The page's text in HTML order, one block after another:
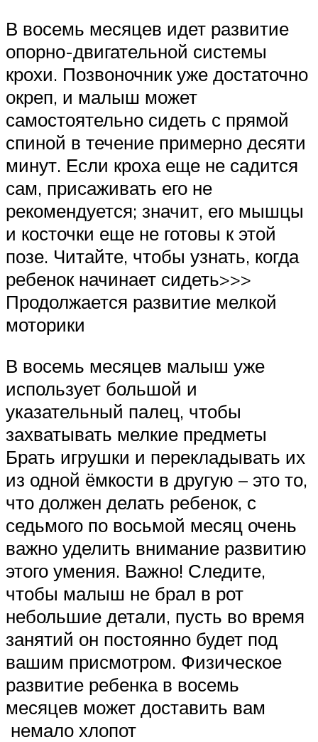
В восемь месяцев идет развитие
опорно-двигательной системы
крохи. Позвоночник уже достаточно
окреп, и малыш может
самостоятельно сидеть с прямой
спиной в течение примерно десяти
минут. Если кроха еще не садится
сам, присаживать его не
рекомендуется; значит, его мышцы
и косточки еще не готовы к этой
позе. Читайте, чтобы узнать, когда
ребенок начинает сидеть>>>
Продолжается развитие мелкой
моторики
В восемь месяцев малыш уже
использует большой и
указательный палец, чтобы
захватывать мелкие предметы
Брать игрушки и перекладывать их
из одной ёмкости в другую – это то,
что должен делать ребенок, с
седьмого по восьмой месяц очень
важно уделить внимание развитию
этого умения. Важно! Следите,
чтобы малыш не брал в рот
небольшие детали, пусть во время
занятий он постоянно будет под
вашим присмотром. Физическое
развитие ребенка в восемь
месяцев может доставить вам
немало хлопот